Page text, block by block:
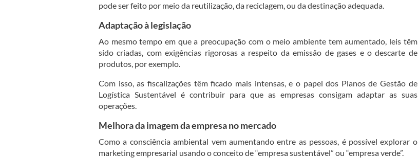
pode ser feito por meio da reutilização, da reciclagem, ou da destinação adequada.
Adaptação à legislação
Ao mesmo tempo em que a preocupação com o meio ambiente tem aumentado, leis têm
sido criadas, com exigências rigorosas a respeito da emissão de gases e o descarte de
produtos, por exemplo.
Com isso, as fiscalizações têm ficado mais intensas, e o papel dos Planos de Gestão de
Logística Sustentável é contribuir para que as empresas consigam adaptar as suas
operações.
Melhora da imagem da empresa no mercado
Como a consciência ambiental vem aumentando entre as pessoas, é possível explorar o
marketing empresarial usando o conceito de “empresa sustentável” ou “empresa verde”.